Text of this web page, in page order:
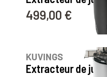
Prix
499,00 €
KUVINGS
Extracteur de jus